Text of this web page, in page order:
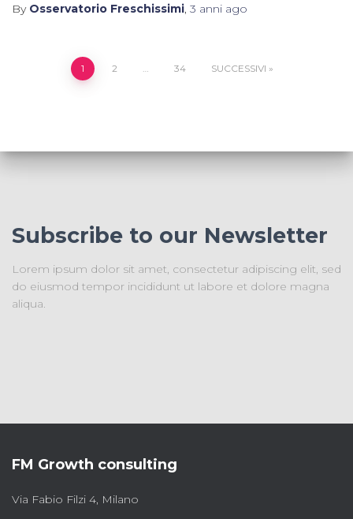
By Osservatorio Freschissimi, 3 anni ago
Paginazione
articoli
1 2 34 SUCCESSIVI
Subscribe to our Newsletter
Lorem ipsum dolor sit amet, consectetur adipiscing elit, sed
do eiusmod tempor incididunt ut labore et dolore magna
aliqua.
FM Growth consulting
Via Fabio Filzi 4, Milano